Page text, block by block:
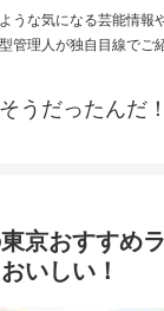
うな気になる芸能情報
管理人が独自目線でご
うだったんだ！
京おすすめ
いしい！